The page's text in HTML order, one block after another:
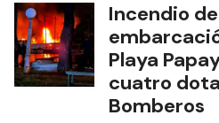
Incendio
Playa
cuatro
Bomberos